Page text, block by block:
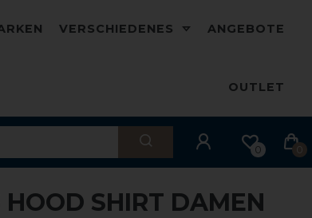
VERSCHIEDENES ANGEBOTE
OUTLET
0 0
SHIRT DAMEN